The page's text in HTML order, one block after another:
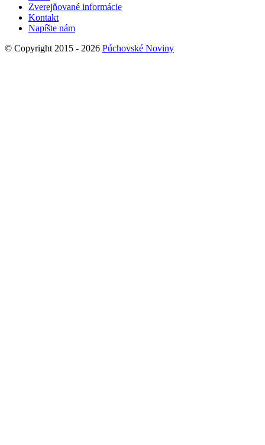
Zverejňované informácie
Kontakt
Napíšte nám
© Copyright 2015 - 2026 Púchovské Noviny